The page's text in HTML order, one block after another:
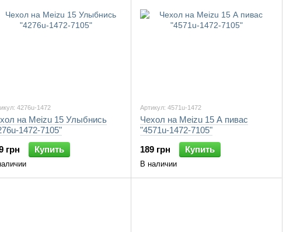
4276u-1472
на Meizu 15 Улыбнись
1472-7105"
грн
Купить
Артикул: 4571u-1472
Чехол на Meizu 15 А пивас
"4571u-1472-7105"
189 грн
Купить
В наличии